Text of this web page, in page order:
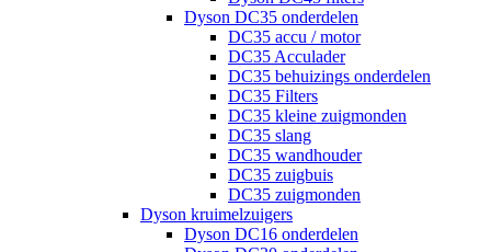
Dyson DC35 onderdelen
DC35 accu / motor
DC35 Acculader
DC35 behuizings onderdelen
DC35 Filters
DC35 kleine zuigmonden
DC35 slang
DC35 wandhouder
DC35 zuigbuis
DC35 zuigmonden
Dyson kruimelzuigers
Dyson DC16 onderdelen